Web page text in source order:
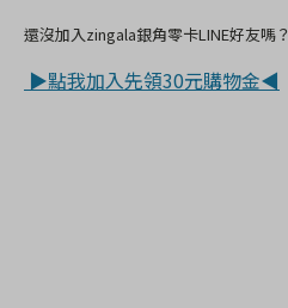
還沒加入zingala銀角零卡LINE好友嗎？
▶點我加入先領30元購物金◀